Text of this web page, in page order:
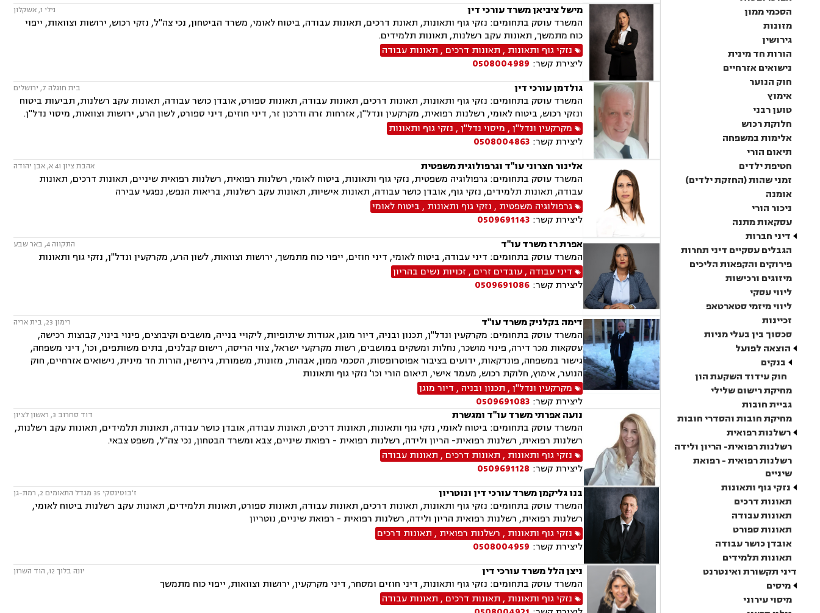
הסכמי ממון
מזונות
גירושין
הורות חד מינית
נישואים אזרחיים
חוק הנוער
אימוץ
טוען רבני
חלוקת רכוש
אלימות במשפחה
תיאום הורי
חטיפת ילדים
זמני שהות (החזקת ילדים)
אומנה
ניכור הורי
עסקאות מתנה
דיני חברות
הגבלים עסקיים דיני תחרות
פירוקים והקפאות הליכים
מיזוגים ורכישות
ליווי עסקי
ליווי מיזמי סטארטאפ
זכיינות
סכסוך בין בעלי מניות
הוצאה לפועל
בנקים
חוק עידוד השקעת הון
מחיקת רישום שלילי
גביית חובות
מחיקת חובות והסדרי חובות
רשלנות רפואית
רשלנות רפואית- הריון ולידה
רשלנות רפואית - רפואת
שיניים
נזקי גוף ותאונות
תאונות דרכים
תאונות עבודה
תאונות ספורט
אובדן כושר עבודה
תאונות תלמידים
דיני תקשורת ואינטרנט
מיסים
מיסוי עירוני
מישל ציביאן משרד עורכי דין
נילי 1, אשקלון
המשרד עוסק בתחומים: נזקי גוף ותאונות, תאונת דרכים, תאונות עבודה, ביטוח לאומי, משרד הביטחון, נכי צה"ל, נזקי רכוש, ירושות וצוואות, ייפוי
כוח מתמשך, תאונות עקב רשלנות, תאונות תלמידים.
נזקי גוף ותאונות , תאונות דרכים , תאונות עבודה
ליצירת קשר: 0508004989
גולדמן עורכי דין
בית חוגלה 7, ירושלים
המשרד עוסק בתחומים: נזקי גוף ותאונות, תאונות דרכים, תאונות עבודה, תאונות ספורט, אובדן כושר עבודה, תאונות עקב רשלנות, תביעות ביטוח
ונזקי רכוש, ביטוח לאומי, רשלנות רפואית, מקרקעין ונדל"ן, אזרחות זרה ודרכון זר, דיני חוזים, דיני ספורט, לשון הרע, ירושות וצוואות, מיסוי נדל"ן.
מקרקעין ונדל"ן, מיסוי נדל"ן, נזקי גוף ותאונות
ליצירת קשר: 0508004863
אלינור חצרוני עו"ד וגרפולוגית משפטית
אהבת ציון 41 א, אבן יהודה
המשרד עוסק בתחומים: גרפולוגיה משפטית, נזקי גוף ותאונות, ביטוח לאומי, רשלנות רפואית, רשלנות רפואית שיניים, תאונות דרכים, תאונות
עבודה, תאונות תלמידים, נזקי גוף, אובדן כושר עבודה, תאונות אישיות, תאונות עקב רשלנות, בריאות הנפש, נפגעי עבירה
גרפולוגיה משפטית , נזקי גוף ותאונות , ביטוח לאומי
ליצירת קשר: 0509691143
אפרת רז משרד עו"ד
התקווה 4, באר שבע
המשרד עוסק בתחומים: דיני עבודה, ביטוח לאומי, דיני חוזים, ייפוי כוח מתמשך, ירושות וצוואות, לשון הרע, מקרקעין ונדל"ן, נזקי גוף ותאונות
דיני עבודה ,עובדים זרים , זכויות נשים בהריון
ליצירת קשר: 0509691086
דימה בקלניק משרד עו"ד רימון 23, בית אריה
המשרד עוסק בתחומים: מקרקעין ונדל"ן, תכנון ובניה, דיור מוגן, אגודות שיתופיות, ליקויי בנייה, מושבים וקיבוצים, פינוי בינוי, קבוצות רכישה,
עסקאות מכר דירה, פינוי מושכר, נחלות ומשקים במושבים, רשות מקרקעי ישראל, צווי הריסה, רישום קבלנים, בתים משותפים, וכו', דיני משפחה,
גישור במשפחה, פונדקאות, ידועים בציבור אפוטרופסות, הסכמי ממון, אבהות, מזונות, משמורת, גירושין, הורות חד מינית, נישואים אזרחיים, חוק
הנוער, אימוץ, חלוקת רכוש, מעמד אישי, תיאום הורי וכו' נזקי גוף ותאונות
מקרקעין ונדל"ן, תכנון ובניה , דיור מוגן
ליצירת קשר: 0509691083
נועה אפרתי משרד עו"ד ומגשרת
דוד סחרוב 3, ראשון לציון
המשרד עוסק בתחומים: ביטוח לאומי, נזקי גוף ותאונות, תאונות דרכים, תאונות עבודה, אובדן כושר עבודה, תאונות תלמידים, תאונות עקב רשלנות,
רשלנות רפואית, רשלנות רפואית- הריון ולידה, רשלנות רפואית - רפואת שיניים, צבא ומשרד הבטחון, נכי צה"ל, משפט צבאי.
נזקי גוף ותאונות , תאונות דרכים , תאונות עבודה
ליצירת קשר: 0509691128
בנו גליקמן משרד עורכי דין ונוטריון
ז'בוטינסקי 35 מגדל התאומים 2, רמת-גן
המשרד עוסק בתחומים: נזקי גוף ותאונות, תאונות דרכים, תאונות עבודה, תאונות ספורט, תאונות תלמידים, תאונות עקב רשלנות ביטוח לאומי,
רשלנות רפואית, רשלנות רפואית הריון ולידה, רשלנות רפואית - רפואת שיניים, נוטריון
נזקי גוף ותאונות , רשלנות רפואית , תאונות דרכים
ליצירת קשר: 0508004959
ניצן הלל משרד עורכי דין
יונה בלוך 12, הוד השרון
המשרד עוסק בתחומים: נזקי גוף ותאונות, דיני חוזים ומסחר, דיני מקרקעין, ירושות וצוואות, ייפוי כוח מתמשך
נזקי גוף ותאונות , תאונות דרכים , תאונות עבודה